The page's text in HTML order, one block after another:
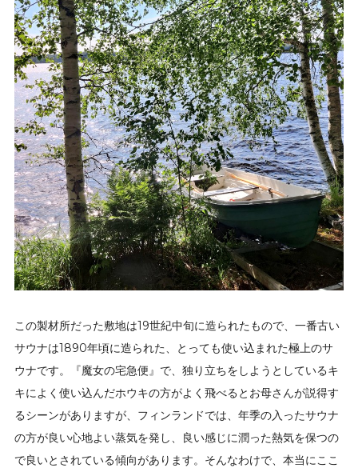
この製材所だった敷地は19世紀中旬に造られたもので、一番古い
サウナは1890年頃に造られた、とっても使い込まれた極上のサ
ウナです。『魔女の宅急便』で、独り立ちをしようとしているキ
キによく使い込んだホウキの方がよく飛べるとお母さんが説得す
るシーンがありますが、フィンランドでは、年季の入ったサウナ
の方が良い心地よい蒸気を発し、良い感じに潤った熱気を保つの
で良いとされている傾向があります。そんなわけで、本当にここ